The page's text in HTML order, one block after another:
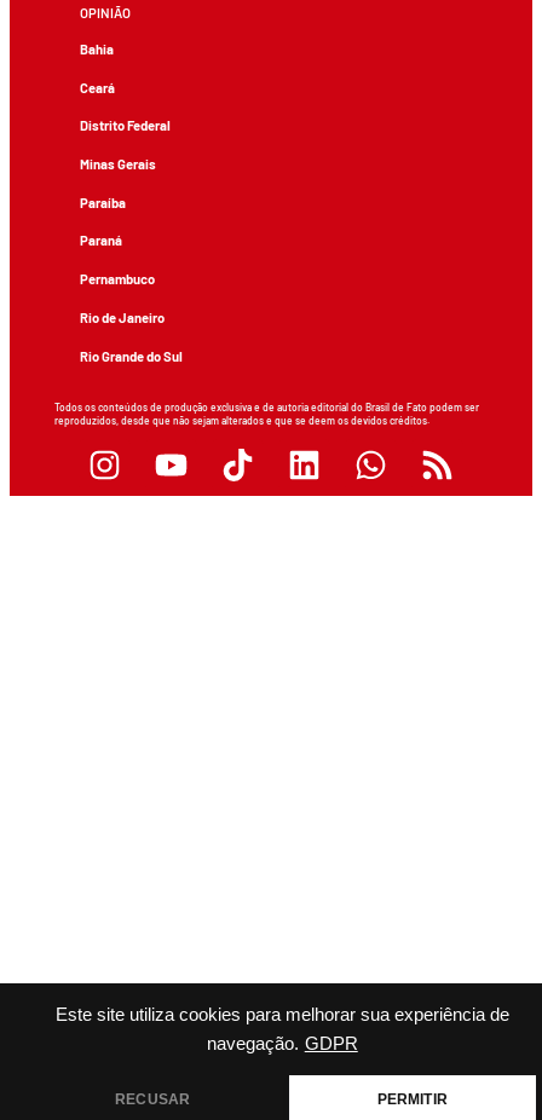
Este site utiliza cookies para melhorar sua experiência de
navegação. GDPR
RECUSAR PERMITIR
OPINIÃO
Bahia
Ceará
Distrito Federal
Minas Gerais
Paraíba
Paraná
Pernambuco
Rio de Janeiro
Rio Grande do Sul
Todos os conteúdos de produção exclusiva e de autoria editorial do Brasil de Fato podem ser
reproduzidos, desde que não sejam alterados e que se deem os devidos créditos.